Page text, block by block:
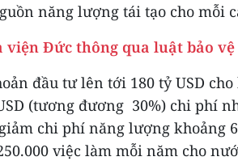
năng lượng tái tạo cho mỗi
viện Đức thông qua luật bảo
đầu tư lên tới 180 tỷ USD cho
(tương đương 30%) chi phí
chi phí năng lượng khoảng
việc làm mỗi năm cho